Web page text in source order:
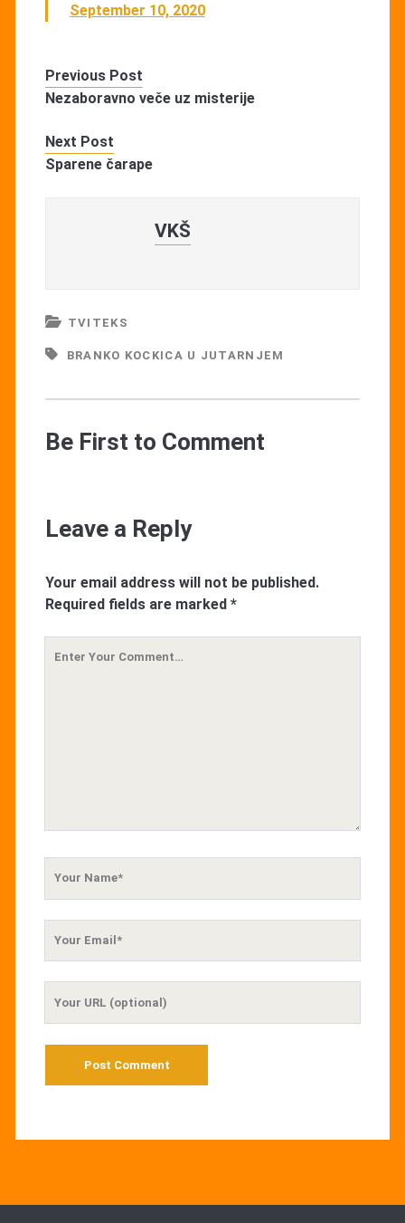
September 10, 2020
Previous Post
Nezaboravno veče uz misterije
Next Post
Sparene čarape
VKŠ
TVITEKS
BRANKO KOCKICA U JUTARNJEM
Be First to Comment
Leave a Reply
Your email address will not be published.
Required fields are marked *